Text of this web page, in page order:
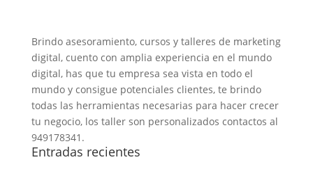
Brindo asesoramiento, cursos y talleres de marketing
digital, cuento con amplia experiencia en el mundo
digital, has que tu empresa sea vista en todo el
mundo y consigue potenciales clientes, te brindo
todas las herramientas necesarias para hacer crecer
tu negocio, los taller son personalizados contactos al
949178341.
Entradas recientes